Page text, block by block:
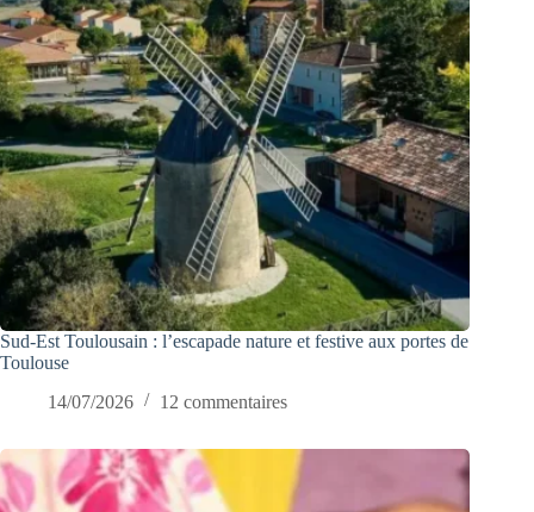
Sud-Est Toulousain : l’escapade nature et festive aux portes de
Toulouse
14/07/2026
12 commentaires